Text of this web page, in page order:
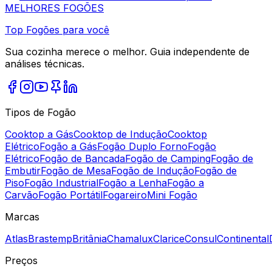
MELHORES FOGÕES
Top Fogões para você
Sua cozinha merece o melhor. Guia independente de
análises técnicas.
Tipos de Fogão
Cooktop a GásCooktop de InduçãoCooktop
ElétricoFogão a GásFogão Duplo FornoFogão
ElétricoFogão de BancadaFogão de CampingFogão de
EmbutirFogão de MesaFogão de InduçãoFogão de
PisoFogão IndustrialFogão a LenhaFogão a
CarvãoFogão PortátilFogareiroMini Fogão
Marcas
AtlasBrastempBritâniaChamaluxClariceConsulContinental
Preços